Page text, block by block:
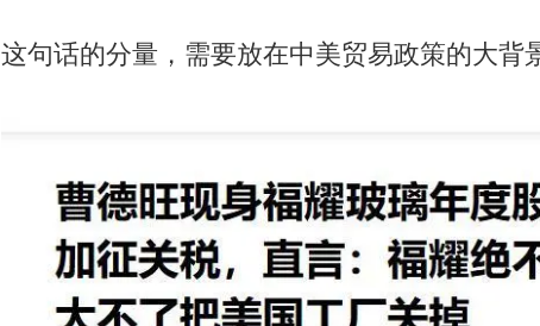
这句话的分量，需要放在中美贸易政策的大背